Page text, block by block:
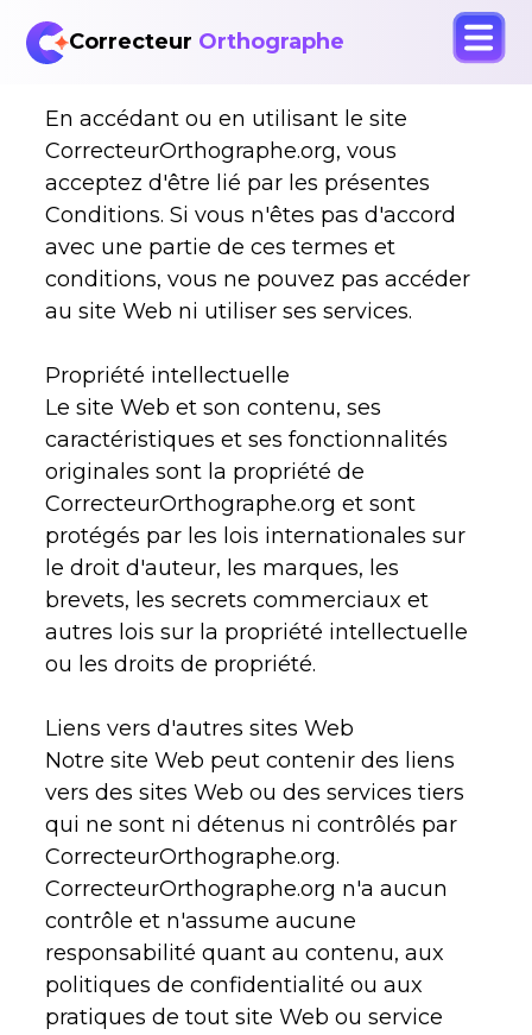
Correcteur Orthographe
En accédant ou en utilisant le site
CorrecteurOrthographe.org, vous
acceptez d'être lié par les présentes
Conditions. Si vous n'êtes pas d'accord
avec une partie de ces termes et
conditions, vous ne pouvez pas accéder
au site Web ni utiliser ses services.
Propriété intellectuelle
Le site Web et son contenu, ses
caractéristiques et ses fonctionnalités
originales sont la propriété de
CorrecteurOrthographe.org et sont
protégés par les lois internationales sur
le droit d'auteur, les marques, les
brevets, les secrets commerciaux et
autres lois sur la propriété intellectuelle
ou les droits de propriété.
Liens vers d'autres sites Web
Notre site Web peut contenir des liens
vers des sites Web ou des services tiers
qui ne sont ni détenus ni contrôlés par
CorrecteurOrthographe.org.
CorrecteurOrthographe.org n'a aucun
contrôle et n'assume aucune
responsabilité quant au contenu, aux
politiques de confidentialité ou aux
pratiques de tout site Web ou service